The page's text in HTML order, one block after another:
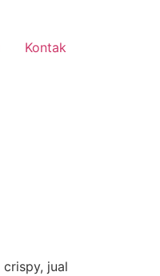
Kontak